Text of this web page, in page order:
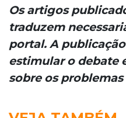
Os artigos
traduzem
portal. A
estimular o debate
sobre os